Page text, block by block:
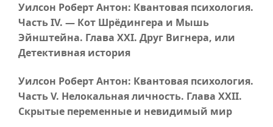
Уилсон Роберт Антон: Квантовая психология.
Часть IV. — Кот Шрёдингера и Мышь
Эйнштейна. Глава XXI. Друг Вигнера, или
Детективная история
Уилсон Роберт Антон: Квантовая психология.
Часть V. Нелокальная личность. Глава XXII.
Скрытые переменные и невидимый мир